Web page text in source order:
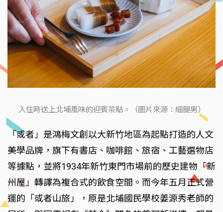
入住時送上北埔風味的迎賓茶點。（圖片來源：細腿男）
「或者」是鴻梅文創以大新竹地區為起點打造的人文
美學品牌，旗下有書店、咖啡館、旅宿、工藝選物店
等據點，並將1934年新竹東門市場前的歷史建物「新
州屋」轉譯為複合式的飲食空間。而今年五月正式營
運的「或者山旅」，原是北埔國民學校姜源秀老師的